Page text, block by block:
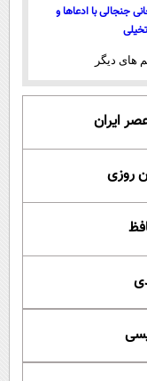
جنجالی با ادعاها و
های دیگر
ایران